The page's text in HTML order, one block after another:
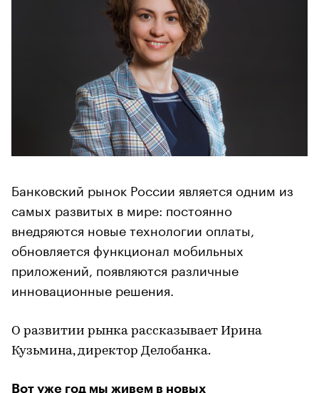
Банковский рынок России является одним из
самых развитых в мире: постоянно
внедряются новые технологии оплаты,
обновляется функционал мобильных
приложений, появляются различные
инновационные решения.
О развитии рынка рассказывает Ирина
Кузьмина, директор Делобанка.
Вот уже год мы живем в новых